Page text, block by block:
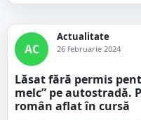
AC
Actualitate
26 februarie 2024
Lăsat fără permis
melc” pe autostradă.
român aflat în cursă